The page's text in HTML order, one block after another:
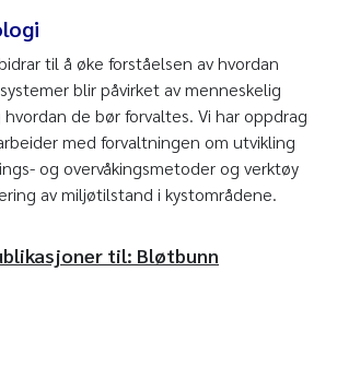
til å øke forståelsen av hvordan
blir påvirket av menneskelig
de bør forvaltes. Vi har oppdrag
med forvaltningen om utvikling
og overvåkingsmetoder og verktøy
av miljøtilstand i kystområdene.
til: Bløtbunn